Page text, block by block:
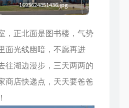
1693624851436.jpg
，正北面是图书楼，气势
面光线幽暗，不愿再进
往湖边漫步，三天两两的
商店快递点，天天要爸爸